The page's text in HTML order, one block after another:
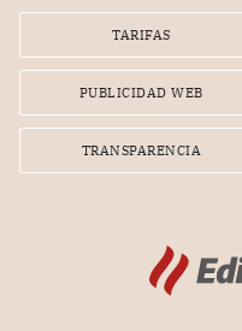
TARIFAS
PUBLICIDAD WEB
TRANSPARENCIA